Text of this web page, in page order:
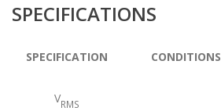
SPECIFICATIONS
SPECIFICATION CONDITIONS
VRMS